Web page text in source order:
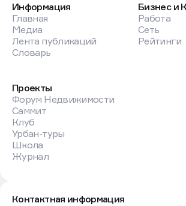
Информация
Главная
Медиа
Лента публикаций
Словарь
Бизнес и
Работа
Сеть
Рейтинги
Проекты
Форум Недвижимости
Саммит
Клуб
Урбан-туры
Школа
Журнал
Контактная информация